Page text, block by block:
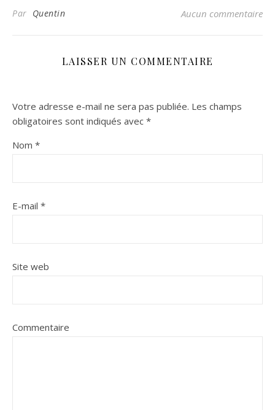
Par Quentin Aucun commentaire
LAISSER UN COMMENTAIRE
Votre adresse e-mail ne sera pas publiée. Les champs
obligatoires sont indiqués avec *
Nom *
E-mail *
Site web
Commentaire